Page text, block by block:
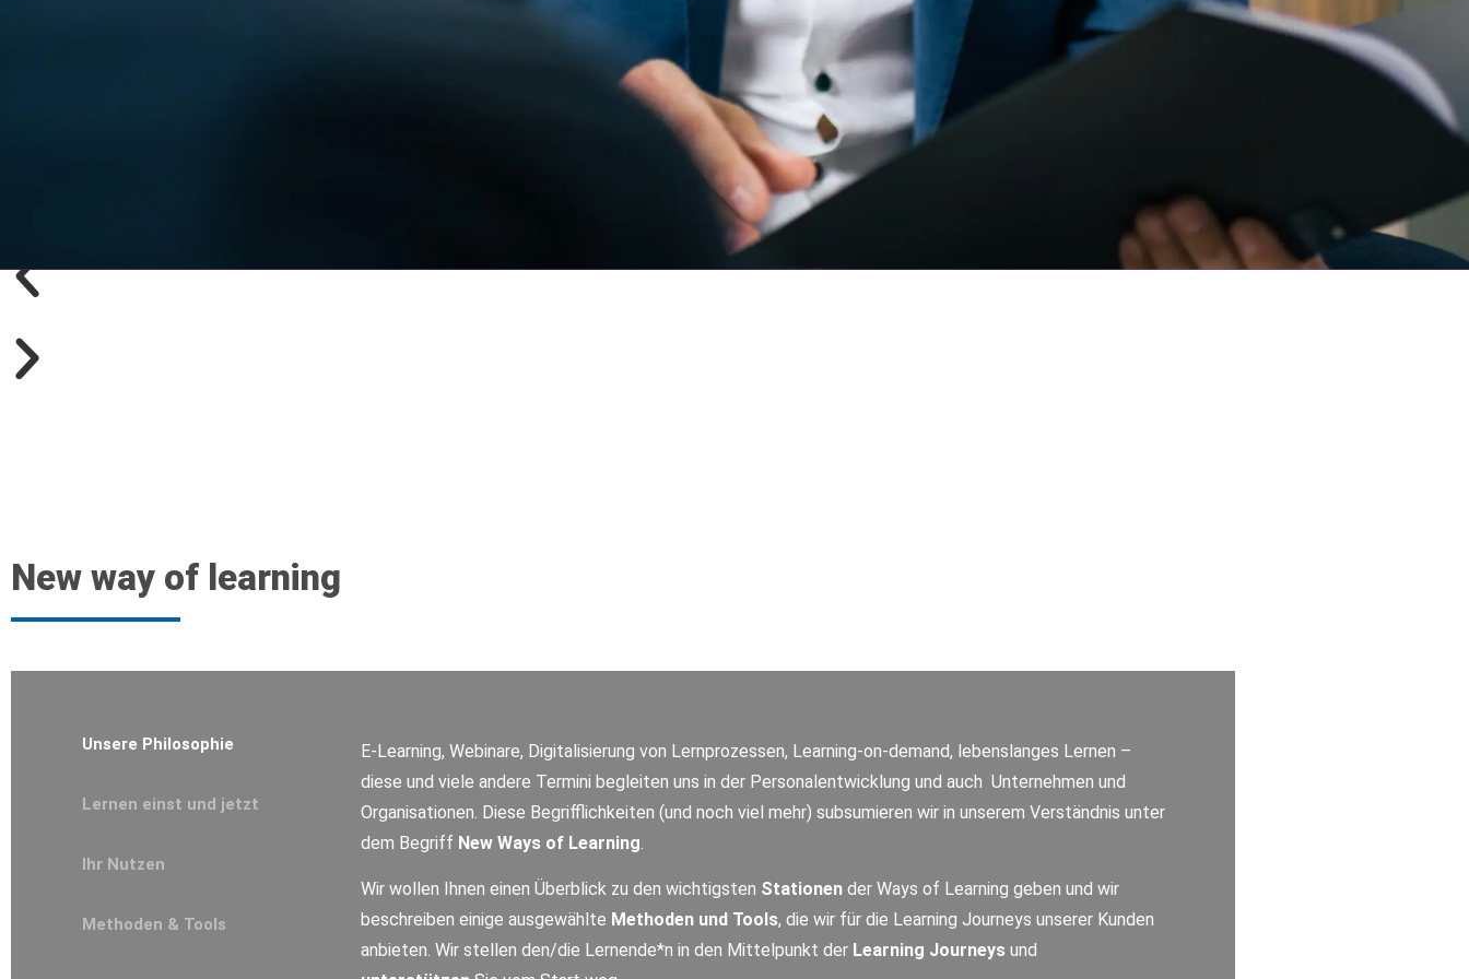
New way of learning
Unsere Philosophie
Lernen einst und jetzt
Ihr Nutzen
Methoden & Tools
E-Learning, Webinare, Digitalisierung von Lernprozessen, Learning-on-demand, lebenslanges Lernen –
diese und viele andere Termini begleiten uns in der Personalentwicklung und auch Unternehmen und
Organisationen. Diese Begrifflichkeiten (und noch viel mehr) subsumieren wir in unserem Verständnis unter
dem Begriff New Ways of Learning.
Wir wollen Ihnen einen Überblick zu den wichtigsten Stationen der Ways of Learning geben und wir
beschreiben einige ausgewählte Methoden und Tools, die wir für die Learning Journeys unserer Kunden
anbieten. Wir stellen den/die Lernende*n in den Mittelpunkt der Learning Journeys und